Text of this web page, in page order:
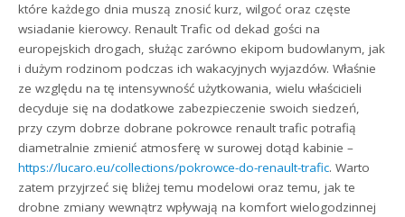
które każdego dnia muszą znosić kurz, wilgoć oraz częste
wsiadanie kierowcy. Renault Trafic od dekad gości na
europejskich drogach, służąc zarówno ekipom budowlanym, jak
i dużym rodzinom podczas ich wakacyjnych wyjazdów. Właśnie
ze względu na tę intensywność użytkowania, wielu właścicieli
decyduje się na dodatkowe zabezpieczenie swoich siedzeń,
przy czym dobrze dobrane pokrowce renault trafic potrafią
diametralnie zmienić atmosferę w surowej dotąd kabinie –
https://lucaro.eu/collections/pokrowce-do-renault-trafic. Warto
zatem przyjrzeć się bliżej temu modelowi oraz temu, jak te
drobne zmiany wewnątrz wpływają na komfort wielogodzinnej